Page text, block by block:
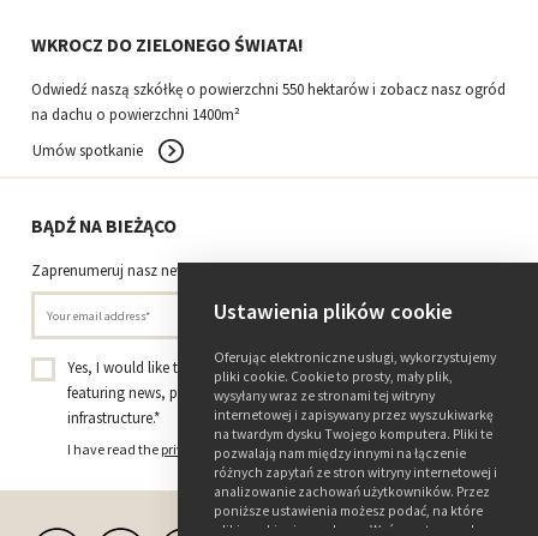
WKROCZ DO ZIELONEGO ŚWIATA!
Odwiedź naszą szkółkę o powierzchni 550 hektarów i zobacz nasz ogród
na dachu o powierzchni 1400m²
Umów spotkanie
BĄDŹ NA BIEŻĄCO
Zaprenumeruj nasz newsletter.
Yes, I would like to receive the Tree Nursery Ebben newsletter
featuring news, projects, and insights on trees and green
infrastructure.*
I have read the privacy policyand consent to receiving this newsletter.
Ustawienia plików cookie
Oferując elektroniczne usługi, wykorzystujemy
pliki cookie. Cookie to prosty, mały plik,
wysyłany wraz ze stronami tej witryny
internetowej i zapisywany przez wyszukiwarkę
na twardym dysku Twojego komputera. Pliki te
pozwalają nam między innymi na łączenie
różnych zapytań ze stron witryny internetowej i
analizowanie zachowań użytkowników. Przez
poniższe ustawienia możesz podać, na które
pliki cookie się zgadzasz. Weź przy tym pod